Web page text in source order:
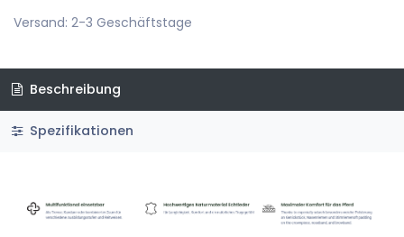
Versand: 2-3 Geschäftstage
Beschreibung
Spezifikationen